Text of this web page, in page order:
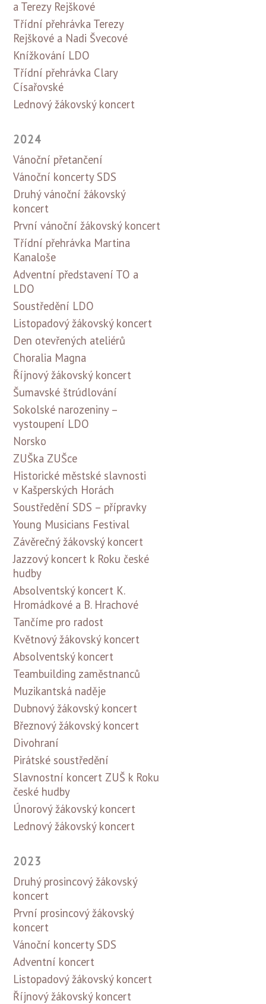
a Terezy Rejškové
Třídní přehrávka Terezy
Rejškové a Nadi Švecové
Knížkování LDO
Třídní přehrávka Clary
Císařovské
Lednový žákovský koncert
2024
Vánoční přetančení
Vánoční koncerty SDS
Druhý vánoční žákovský
koncert
První vánoční žákovský koncert
Třídní přehrávka Martina
Kanaloše
Adventní představení TO a
LDO
Soustředění LDO
Listopadový žákovský koncert
Den otevřených ateliérů
Choralia Magna
Říjnový žákovský koncert
Šumavské štrúdlování
Sokolské narozeniny –
vystoupení LDO
Norsko
ZUŠka ZUŠce
Historické městské slavnosti
v Kašperských Horách
Soustředění SDS – přípravky
Young Musicians Festival
Závěrečný žákovský koncert
Jazzový koncert k Roku české
hudby
Absolventský koncert K.
Hromádkové a B. Hrachové
Tančíme pro radost
Květnový žákovský koncert
Absolventský koncert
Teambuilding zaměstnanců
Muzikantská naděje
Dubnový žákovský koncert
Březnový žákovský koncert
Divohraní
Pirátské soustředění
Slavnostní koncert ZUŠ k Roku
české hudby
Únorový žákovský koncert
Lednový žákovský koncert
2023
Druhý prosincový žákovský
koncert
První prosincový žákovský
koncert
Vánoční koncerty SDS
Adventní koncert
Listopadový žákovský koncert
Říjnový žákovský koncert